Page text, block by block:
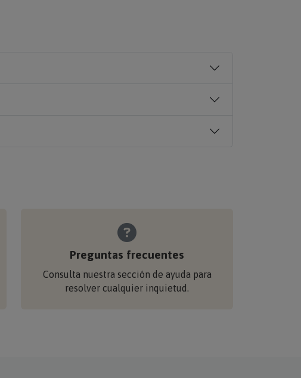
Preguntas frecuentes
Consulta nuestra sección de ayuda para
resolver cualquier inquietud.